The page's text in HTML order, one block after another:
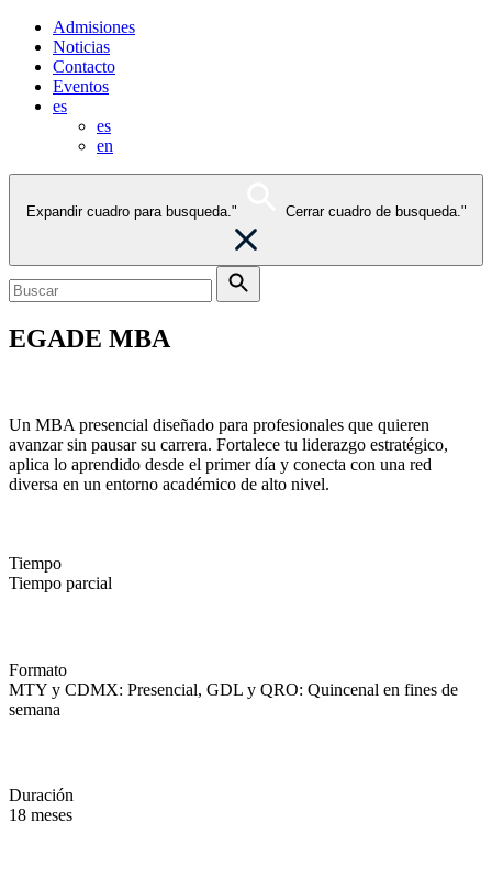
Admisiones
Noticias
Contacto
Eventos
es
es
en
Expandir cuadro para busqueda." Cerrar cuadro de busqueda."
EGADE MBA
Un MBA presencial diseñado para profesionales que quieren
avanzar sin pausar su carrera. Fortalece tu liderazgo estratégico,
aplica lo aprendido desde el primer día y conecta con una red
diversa en un entorno académico de alto nivel.
Tiempo
Tiempo parcial
Formato
MTY y CDMX: Presencial, GDL y QRO: Quincenal en fines de
semana
Duración
18 meses